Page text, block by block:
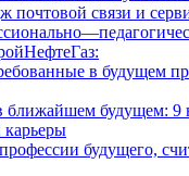
почтовой связи и
в будущем
ближайшем будущем:
карьеры
будущего,